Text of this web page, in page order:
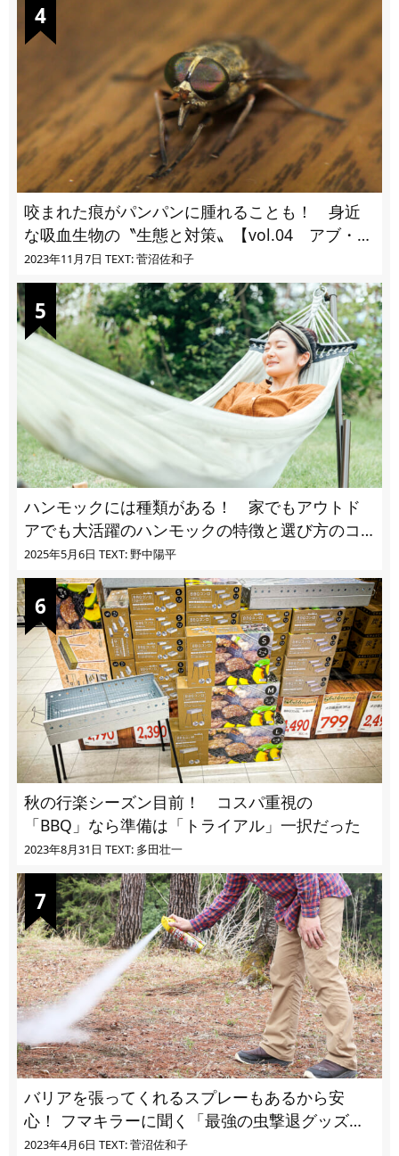
咬まれた痕がパンパンに腫れることも！ 身近
な吸血生物の〝生態と対策〟【vol.04 アブ・ブ
ユ・ヌカカ】
2023年11月7日 TEXT: 菅沼佐和子
ハンモックには種類がある！ 家でもアウトド
アでも大活躍のハンモックの特徴と選び方のコ
ツとは
2025年5月6日 TEXT: 野中陽平
秋の行楽シーズン目前！ コスパ重視の
「BBQ」なら準備は「トライアル」一択だった
2023年8月31日 TEXT: 多田壮一
バリアを張ってくれるスプレーもあるから安
心！ フマキラーに聞く「最強の虫撃退グッズ
vol.4」【キャンプサイトで使う虫よけ】
2023年4月6日 TEXT: 菅沼佐和子